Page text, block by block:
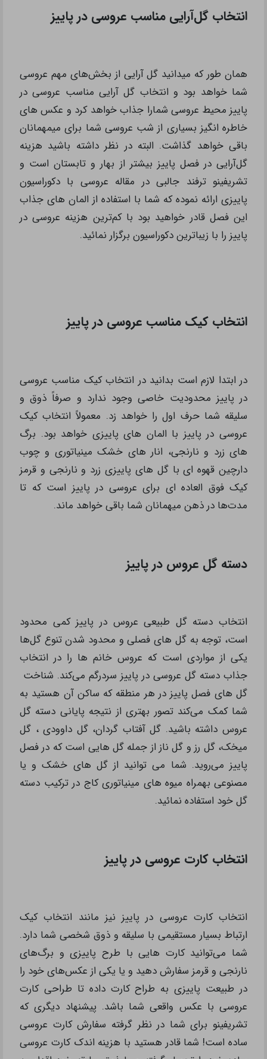
انتخاب گل‌آرایی مناسب عروسی در پاییز
همان طور که میدانید گل آرایی از بخش‌های مهم عروسی
شما خواهد بود و انتخاب گل آرایی مناسب عروسی در
پاییز محیط عروسی شمارا جذاب خواهد کرد و عکس ‌های
خاطره انگیز بسیاری از شب عروسی شما برای میمهمانان
باقی خواهد گذاشت. البته در نظر داشته باشید هزینه
گل‌آرایی در فصل پاییز بیشتر از بهار و تابستان است و
تشریفینو ترفند جالبی در مقاله عروسی با دکوراسیون
پاییزی ارائه نموده که شما با استفاده از المان های جذاب
این فصل قادر خواهید بود با کم‌ترین هزینه عروسی در
پاییز را با زیباترین دکوراسیون برگزار نمائید.
انتخاب کیک مناسب عروسی در پاییز
در ابتدا لازم است بدانید در انتخاب کیک مناسب عروسی
در پاییز محدودیت خاصی وجود ندارد و صرفاً ذوق و
سلیقه شما حرف اول را خواهد زد. معمولاً انتخاب کیک
عروسی در پاییز با المان های پاییزی خواهد بود. برگ
های زرد و نارنجی، انار های خشک مینیاتوری و چوب
دارچین قهوه ای با گل های پاییزی زرد و نارنجی و قرمز
کیک فوق العاده ای برای عروسی در پاییز است که تا
مدت‌ها در ذهن میهمانان شما باقی خواهد ماند.
دسته گل عروس در پاییز
انتخاب دسته گل طبیعی عروس در پاییز کمی محدود
است، توجه به گل های فصلی و محدود شدن تنوع گل‌ها
یکی از مواردی است که عروس خانم ها را در انتخاب
جذاب دسته گل عروسی در پاییز سردرگم می‌کند. شناخت
گل های فصل پاییز در هر منطقه که ساکن آن هستید به
شما کمک می‌کند تصور بهتری از نتیجه پایانی دسته گل
عروس داشته باشید. گل آفتاب گردان، گل داوودی ، گل
میخک، گل رز و گل ناز از جمله گل هایی است که در فصل
پاییز می‌روید. شما می توانید از گل های خشک و یا
مصنوعی بهمراه میوه های مینیاتوری کاج در ترکیب دسته
گل خود استفاده نمائید.
انتخاب کارت عروسی در پاییز
انتخاب کارت عروسی در پاییز نیز مانند انتخاب کیک
ارتباط بسیار مستقیمی با سلیقه و ذوق شخصی شما دارد.
شما می‌توانید کارت هایی با طرح پاییزی و برگ‌های
نارنجی و قرمز سفارش دهید و یا یکی از عکس‌های خود را
در طبیعت پاییزی به طراح کارت داده تا طراحی کارت
عروسی با عکس واقعی شما باشد. پیشنهاد دیگری که
تشریفینو برای شما در نظر گرفته سفارش کارت عروسی
ساده است! شما قادر هستید با هزینه اندک کارت عروسی